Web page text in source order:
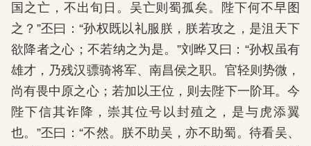
国之亡，不出旬日。吴亡则蜀孤矣。陛下何不早图
之？”丕曰：“孙权既以礼服朕，朕若攻之，是沮天下
欲降者之心；不若纳之为是。”刘晔又曰：“孙权虽有
雄才，乃残汉骠骑将军、南昌侯之职。官轻则势微，
尚有畏中原之心；若加以王位，则去陛下一阶耳。今
陛下信其诈降，崇其位号以封殖之，是与虎添翼
也。”丕曰：“不然。朕不助吴，亦不助蜀。待看吴、